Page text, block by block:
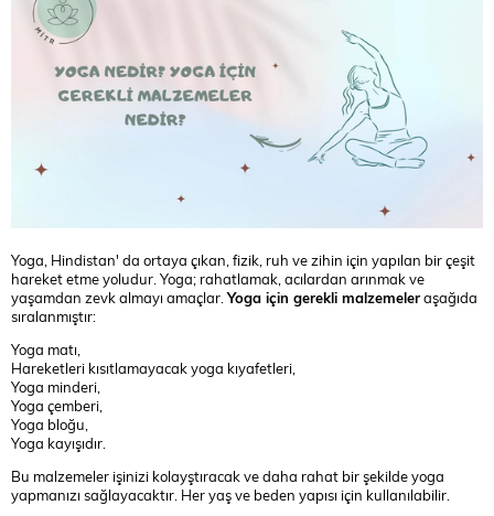
Yoga, Hindistan' da ortaya çıkan, fizik, ruh ve zihin için yapılan bir çeşit
hareket etme yoludur. Yoga; rahatlamak, acılardan arınmak ve
yaşamdan zevk almayı amaçlar.Yoga için gerekli malzemeleraşağıda
sıralanmıştır:
Yoga matı,
Hareketleri kısıtlamayacak yoga kıyafetleri,
Yoga minderi,
Yoga çemberi,
Yoga bloğu,
Yoga kayışıdır.
Bu malzemeler işinizi kolayştıracak ve daha rahat bir şekilde yoga
yapmanızı sağlayacaktır. Her yaş ve beden yapısı için kullanılabilir.